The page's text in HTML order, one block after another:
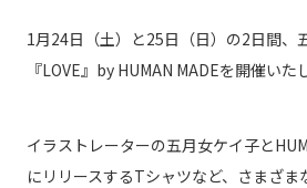
1月24日（土）と25日（日）の2日間、
『LOVE』by HUMAN MADEを開催いた
イラストレーターの五月女ケイ子と
にリリースするTシャツなど、さまざま